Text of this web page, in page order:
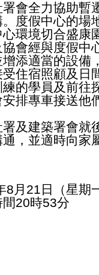
全力協助暫遷
。度假中心的場
心環境切合盛康
會經與度假中
添適當的設備
住宿照顧及日
練的學員及前往
排專車接送他
建築署會就後
通，並適時向家
8月21日（星期
20時53分